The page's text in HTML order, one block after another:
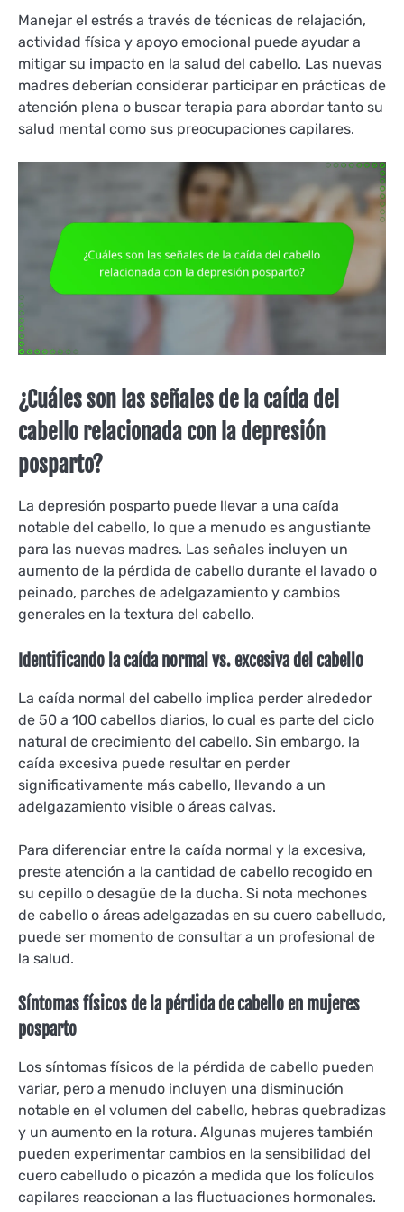
Manejar el estrés a través de técnicas de relajación,
actividad física y apoyo emocional puede ayudar a
mitigar su impacto en la salud del cabello. Las nuevas
madres deberían considerar participar en prácticas de
atención plena o buscar terapia para abordar tanto su
salud mental como sus preocupaciones capilares.
¿Cuáles son las señales de la caída del
cabello relacionada con la depresión
posparto?
La depresión posparto puede llevar a una caída
notable del cabello, lo que a menudo es angustiante
para las nuevas madres. Las señales incluyen un
aumento de la pérdida de cabello durante el lavado o
peinado, parches de adelgazamiento y cambios
generales en la textura del cabello.
Identificando la caída normal vs. excesiva del cabello
La caída normal del cabello implica perder alrededor
de 50 a 100 cabellos diarios, lo cual es parte del ciclo
natural de crecimiento del cabello. Sin embargo, la
caída excesiva puede resultar en perder
significativamente más cabello, llevando a un
adelgazamiento visible o áreas calvas.
Para diferenciar entre la caída normal y la excesiva,
preste atención a la cantidad de cabello recogido en
su cepillo o desagüe de la ducha. Si nota mechones
de cabello o áreas adelgazadas en su cuero cabelludo,
puede ser momento de consultar a un profesional de
la salud.
Síntomas físicos de la pérdida de cabello en mujeres
posparto
Los síntomas físicos de la pérdida de cabello pueden
variar, pero a menudo incluyen una disminución
notable en el volumen del cabello, hebras quebradizas
y un aumento en la rotura. Algunas mujeres también
pueden experimentar cambios en la sensibilidad del
cuero cabelludo o picazón a medida que los folículos
capilares reaccionan a las fluctuaciones hormonales.